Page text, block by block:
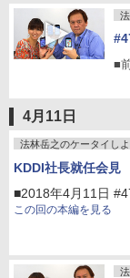
■
4月11日
法林岳之のケータイしよ
KDDI社長就任会見
■2018年4月11日
この回の本編を見る